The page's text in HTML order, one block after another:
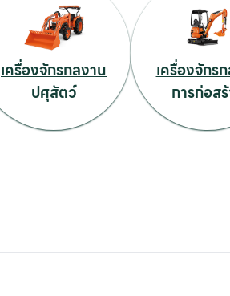
เครื่องจักรกลงาน
ปศุสัตว์
เครื่องจักร
การก่อส